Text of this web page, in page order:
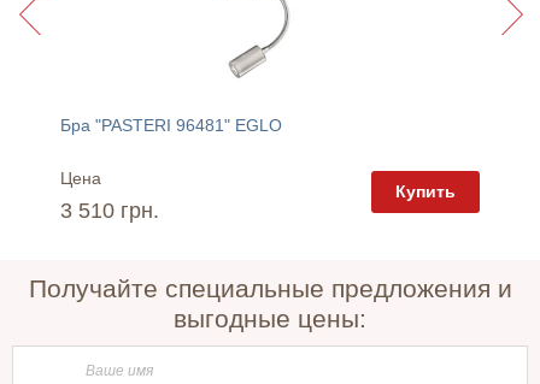
Бра "PASTERI 96481" EGLO
Цена
3 510 грн.
Купить
Получайте специальные предложения и
выгодные цены: